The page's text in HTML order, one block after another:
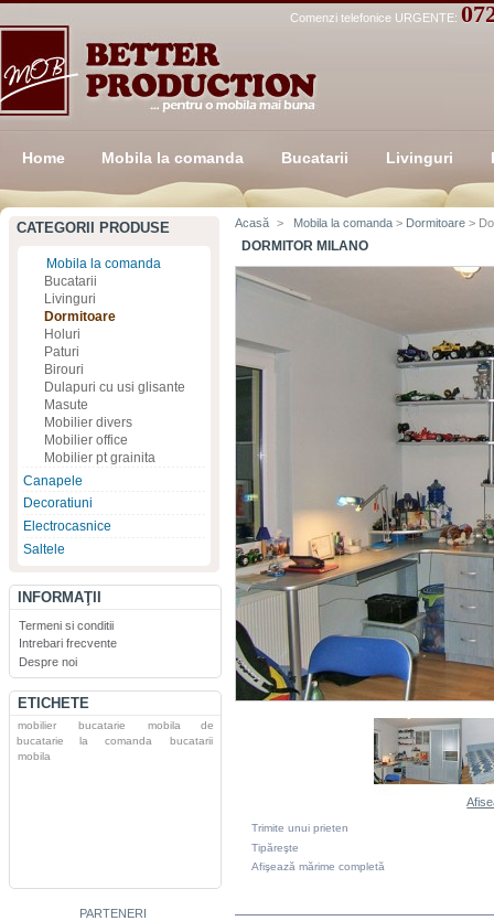
Comenzi telefonice URGENTE:
Home Mobila la comanda Bucatarii Livinguri
CATEGORII PRODUSE
Mobila la comanda
Bucatarii
Livinguri
Dormitoare
Holuri
Paturi
Birouri
Dulapuri cu usi glisante
Masute
Mobilier divers
Mobilier office
Mobilier pt grainita
Canapele
Decoratiuni
Electrocasnice
Saltele
INFORMAŢII
Termeni si conditii
Intrebari frecvente
Despre noi
ETICHETE
mobilier bucatarie
mobila de
bucatarie la comanda
bucatarii
mobila
PARTENERI
Acasă > Mobila la comanda > Dormitoare >
DORMITOR MILANO
Trimite unui prieten
Tipăreşte
Afişează mărime completă